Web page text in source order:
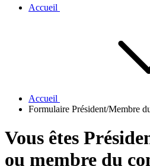
Accueil
Accueil
Formulaire Président/Membre
Vous êtes
ou membre du